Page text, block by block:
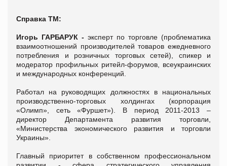
Справка ТМ:
Игорь ГАРБАРУК - эксперт по торговле (проблематика
взаимоотношений производителей товаров ежедневного
потребления и розничных торговых сетей), спикер и
модератор профильных ритейл-форумов, всеукраинских
и международных конференций.
Работал на руководящих должностях в национальных
производственно-торговых холдингах (корпорация
«Олимп», сеть «Фуршет»). В период 2011-2013 –
директор Департамента развития торговли,
«Министерства экономического развития и торговли
Украины».
Главный приоритет в собственном профессиональном